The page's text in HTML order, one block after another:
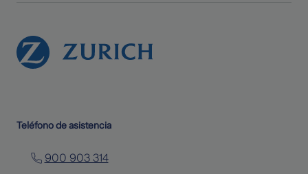
Teléfono de asistencia
900 903 314